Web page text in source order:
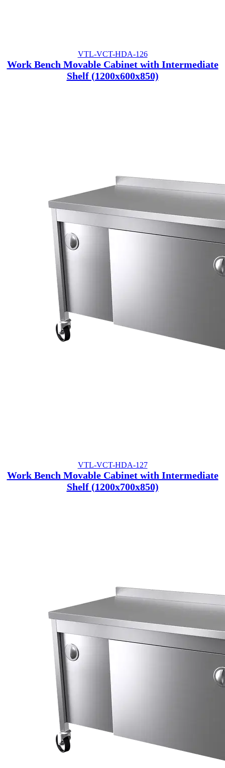
VTL-VCT-HDA-126
Work Bench Movable Cabinet with Intermediate
Shelf (1200x600x850)
VTL-VCT-HDA-127
Work Bench Movable Cabinet with Intermediate
Shelf (1200x700x850)